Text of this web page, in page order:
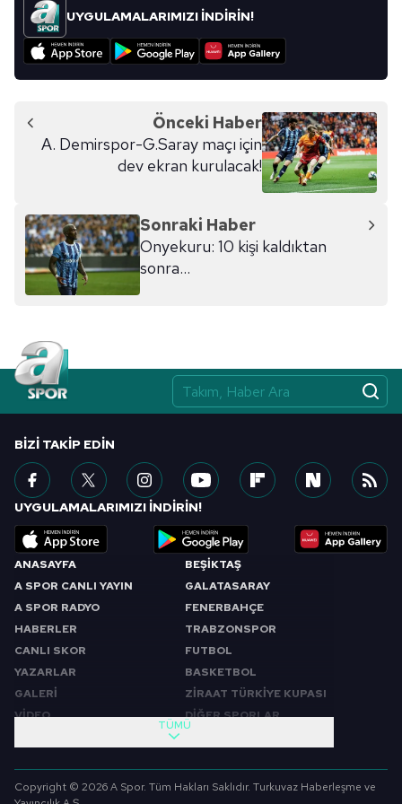
kullanılmaktadır. Bu çerezler vasıtasıyla çeşitli kişisel
verileriniz işlenmekte olup gerekli olan çerezler bilgi
toplumu hizmetlerinin sunulması amacıyla
reklam/pazarlama faaliyetlerinin yapılması, amaçlarıyla
sınırlı olarak açık rızanız dahilinde kullanılacaktır.
Çerezlere ilişkin tercihlerinizi aşağıda yer alan panel
için Ayarlar butonuna tıklayabilir,Çerez Bilgilendirme
Metnimiziziyaret edebilirsiniz.
6698 sayılı Kişisel Verilerin Korunması Kanunu uyarınca
almak için lütfen
UYGULAMALARIMIZI İNDİRİN!
Önceki Haber
A. Demirspor-G.Saray maçı için
dev ekran kurulacak!
Sonraki Haber
Onyekuru: 10 kişi kaldıktan
sonra...
ANASAYFA
A SPOR CANLI YAYIN
A SPOR RADYO
HABERLER
CANLI SKOR
YAZARLAR
GALERİ
VİDEO
BEŞİKTAŞ
GALATASARAY
FENERBAHÇE
TRABZONSPOR
FUTBOL
BASKETBOL
ZİRAAT TÜRKİYE KUPASI
DİĞER SPORLAR
SABAH SPORU
FUTBOL
TÜMÜ
BIZI TAKIP EDIN
UYGULAMALARIMIZI İNDİRİN!
Copyright © 2026 A Spor. Tüm Hakları Saklıdır. Turkuvaz Haberleşme ve